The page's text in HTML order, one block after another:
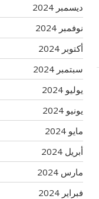
ديسمبر 2024
نوفمبر 2024
أكتوبر 2024
سبتمبر 2024
يوليو 2024
يونيو 2024
مايو 2024
أبريل 2024
مارس 2024
فبراير 2024